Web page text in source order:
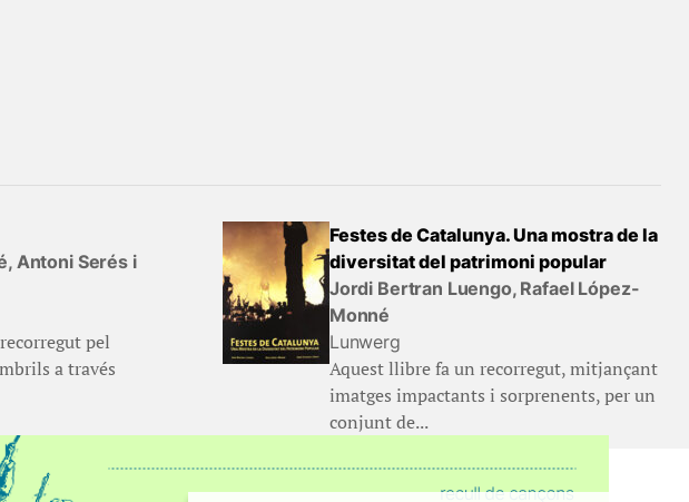
Antoni Serés i
pel
a través
Festes de Catalunya. Una mostra de la
diversitat del patrimoni popular
Jordi Bertran Luengo, Rafael López-
Monné
Lunwerg
Aquest llibre fa un recorregut, mitjançant
imatges impactants i sorprenents, per un
conjunt de...